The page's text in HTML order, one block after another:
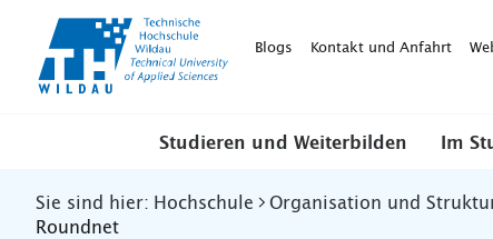
WildauBlogs Kontakt und Anfahrt
Studieren und Weiterbilden Im
Sie sind hier: Hochschule Organisation und
Roundnet